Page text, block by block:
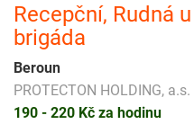
Recepční, Rudná
brigáda
Beroun
PROTECTON HOLDING, a.s.
190 - 220 Kč za hodinu